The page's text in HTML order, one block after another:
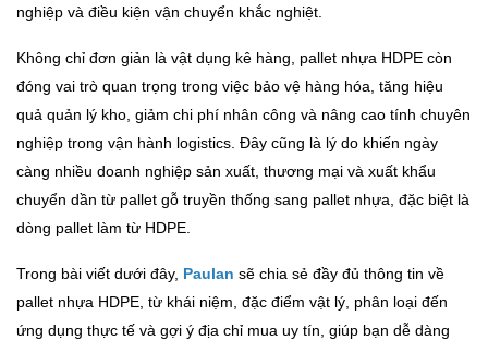
nghiệp và điều kiện vận chuyển khắc nghiệt.
Không chỉ đơn giản là vật dụng kê hàng, pallet nhựa HDPE còn
đóng vai trò quan trọng trong việc bảo vệ hàng hóa, tăng hiệu
quả quản lý kho, giảm chi phí nhân công và nâng cao tính chuyên
nghiệp trong vận hành logistics. Đây cũng là lý do khiến ngày
càng nhiều doanh nghiệp sản xuất, thương mại và xuất khẩu
chuyển dần từ pallet gỗ truyền thống sang pallet nhựa, đặc biệt là
dòng pallet làm từ HDPE.
Trong bài viết dưới đây, Paulan sẽ chia sẻ đầy đủ thông tin về
pallet nhựa HDPE, từ khái niệm, đặc điểm vật lý, phân loại đến
ứng dụng thực tế và gợi ý địa chỉ mua uy tín, giúp bạn dễ dàng